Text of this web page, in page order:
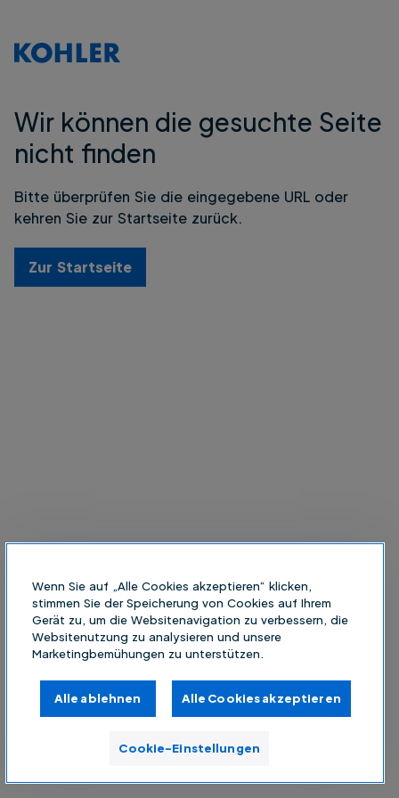
Wir können die gesuchte Seite
nicht finden
Bitte überprüfen Sie die eingegebene URL oder
kehren Sie zur Startseite zurück.
Zur Startseite
Wenn Sie auf „Alle Cookies akzeptieren“ klicken,
stimmen Sie der Speicherung von Cookies auf Ihrem
Gerät zu, um die Websitenavigation zu verbessern, die
Websitenutzung zu analysieren und unsere
Marketingbemühungen zu unterstützen.
Alle ablehnen Alle Cookies akzeptieren
Cookie-Einstellungen